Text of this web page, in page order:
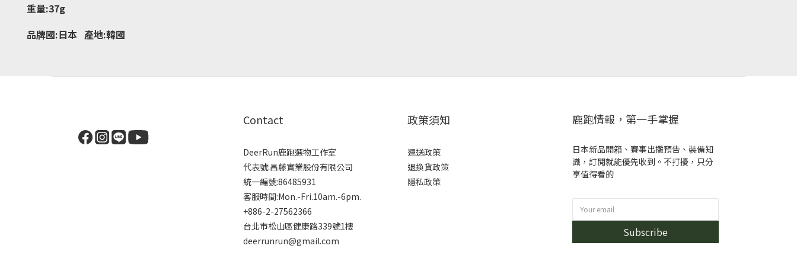
重量:37g
品牌國:日本 產地:韓國
Contact
DeerRun鹿跑選物工作室
代表號:昌藤實業股份有限公司
統一編號:86485931
客服時間:Mon.-Fri.10am.-6pm.
+886-2-27562366
台北市松山區健康路339號1樓
deerrunrun@gmail.com
政策須知
運送政策
退換貨政策
隱私政策
鹿跑情報，第一手掌握
日本新品開箱、賽事出攤預告、裝備知
識，訂閱就能優先收到。不打擾，只分
享值得看的
Subscribe